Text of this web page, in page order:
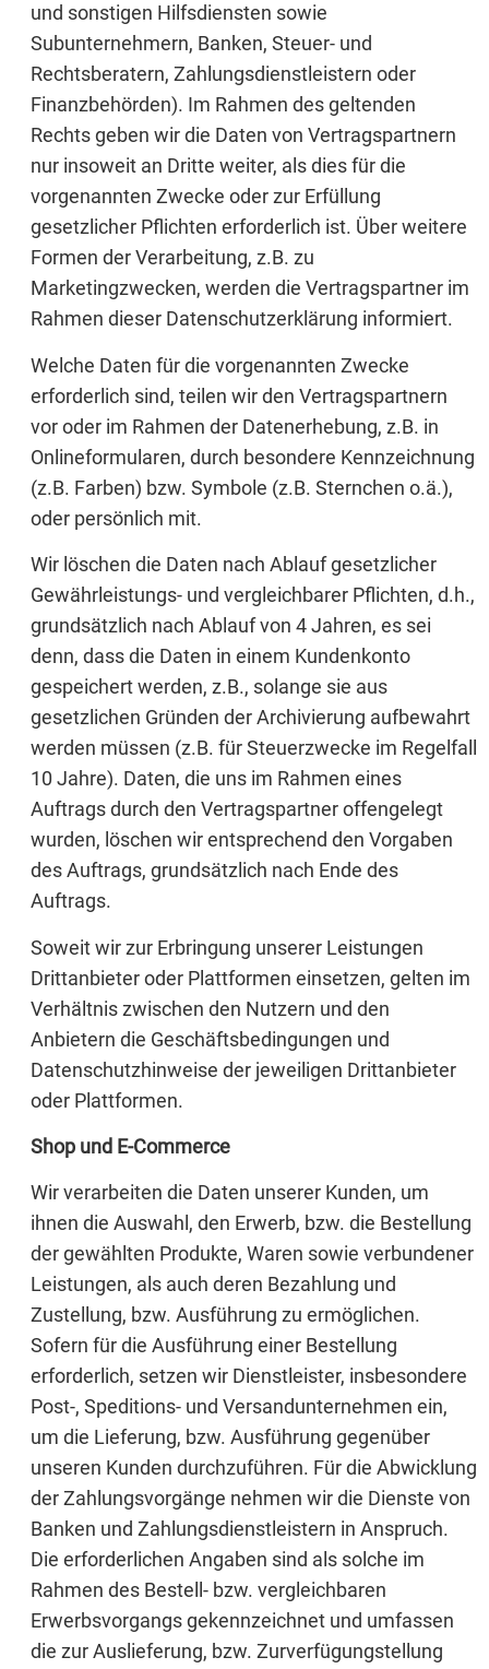
und sonstigen Hilfsdiensten sowie
Subunternehmern, Banken, Steuer- und
Rechtsberatern, Zahlungsdienstleistern oder
Finanzbehörden). Im Rahmen des geltenden
Rechts geben wir die Daten von Vertragspartnern
nur insoweit an Dritte weiter, als dies für die
vorgenannten Zwecke oder zur Erfüllung
gesetzlicher Pflichten erforderlich ist. Über weitere
Formen der Verarbeitung, z.B. zu
Marketingzwecken, werden die Vertragspartner im
Rahmen dieser Datenschutzerklärung informiert.
Welche Daten für die vorgenannten Zwecke
erforderlich sind, teilen wir den Vertragspartnern
vor oder im Rahmen der Datenerhebung, z.B. in
Onlineformularen, durch besondere Kennzeichnung
(z.B. Farben) bzw. Symbole (z.B. Sternchen o.ä.),
oder persönlich mit.
Wir löschen die Daten nach Ablauf gesetzlicher
Gewährleistungs- und vergleichbarer Pflichten, d.h.,
grundsätzlich nach Ablauf von 4 Jahren, es sei
denn, dass die Daten in einem Kundenkonto
gespeichert werden, z.B., solange sie aus
gesetzlichen Gründen der Archivierung aufbewahrt
werden müssen (z.B. für Steuerzwecke im Regelfall
10 Jahre). Daten, die uns im Rahmen eines
Auftrags durch den Vertragspartner offengelegt
wurden, löschen wir entsprechend den Vorgaben
des Auftrags, grundsätzlich nach Ende des
Auftrags.
Soweit wir zur Erbringung unserer Leistungen
Drittanbieter oder Plattformen einsetzen, gelten im
Verhältnis zwischen den Nutzern und den
Anbietern die Geschäftsbedingungen und
Datenschutzhinweise der jeweiligen Drittanbieter
oder Plattformen.
Shop und E-Commerce
Wir verarbeiten die Daten unserer Kunden, um
ihnen die Auswahl, den Erwerb, bzw. die Bestellung
der gewählten Produkte, Waren sowie verbundener
Leistungen, als auch deren Bezahlung und
Zustellung, bzw. Ausführung zu ermöglichen.
Sofern für die Ausführung einer Bestellung
erforderlich, setzen wir Dienstleister, insbesondere
Post-, Speditions- und Versandunternehmen ein,
um die Lieferung, bzw. Ausführung gegenüber
unseren Kunden durchzuführen. Für die Abwicklung
der Zahlungsvorgänge nehmen wir die Dienste von
Banken und Zahlungsdienstleistern in Anspruch.
Die erforderlichen Angaben sind als solche im
Rahmen des Bestell- bzw. vergleichbaren
Erwerbsvorgangs gekennzeichnet und umfassen
die zur Auslieferung, bzw. Zurverfügungstellung